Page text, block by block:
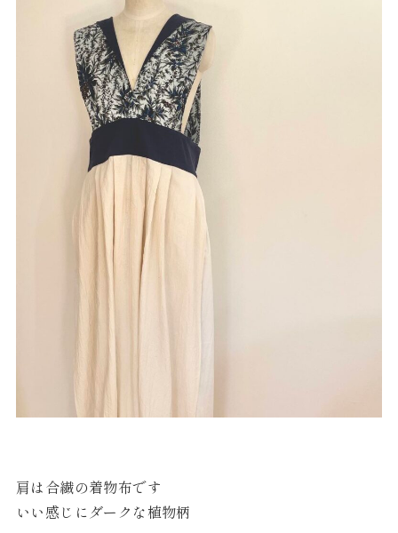
肩は合繊の着物布です
いい感じにダークな植物柄